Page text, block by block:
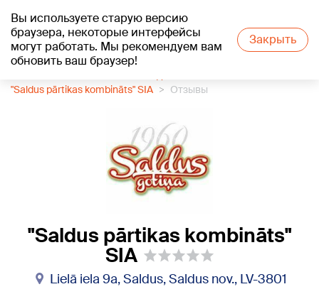
Вы используете старую версию
браузера, некоторые интерфейсы
могут работать. Мы рекомендуем вам
обновить ваш браузер!
Закрыть
+21°C
"Saldus pārtikas kombināts" SIA
Отзывы
"Saldus pārtikas kombināts"
SIA
Lielā iela 9a, Saldus, Saldus nov., LV-3801